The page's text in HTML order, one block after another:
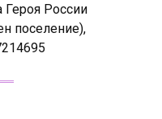
Героя России
поселение),